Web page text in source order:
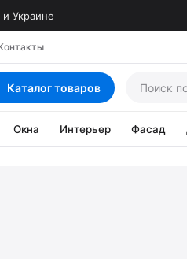
и Украине
Каталогтоваров
Окна Интерьер Фасад